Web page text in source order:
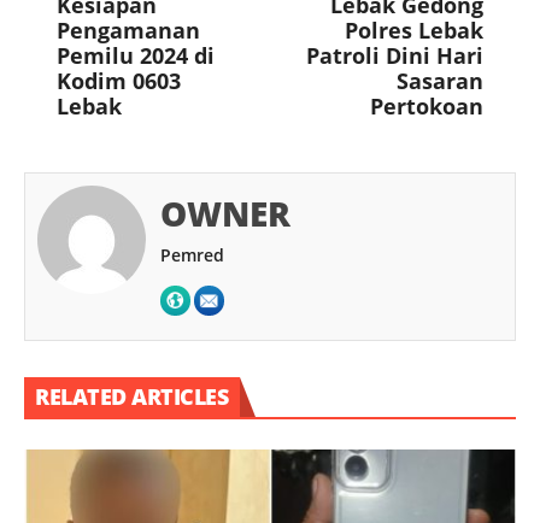
Pengamanan
Pemilu 2024 di
Kodim 0603
Lebak
Polres Lebak
Patroli Dini Hari
Sasaran
Pertokoan
OWNER
Pemred
RELATED ARTICLES